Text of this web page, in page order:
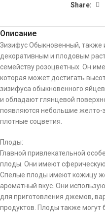
Share:
Описание
Зизифус Обыкновенный, также
декоративным и плодовым
семейству розоцветных. Он
которая может достигать
зизифуса обыкновенного
и обладают глянцевой
появляются небольшие желто-
плотные соцветия.
Плоды:
Главной привлекательной
плоды. Они имеют
Спелые плоды имеют кожицу
ароматный вкус. Они
для приготовления джемов,
продуктов. Плоды также могут